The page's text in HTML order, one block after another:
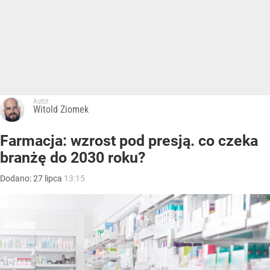
Autor:
Witold Ziomek
Farmacja: wzrost pod presją. co czeka
branżę do 2030 roku?
Dodano:27 lipca 13:15